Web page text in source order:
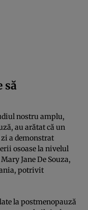
să
nostru amplu,
au arătat că un
zi a demonstrat
osoase la nivelul
Jane De Souza,
potrivit
la postmenopauză